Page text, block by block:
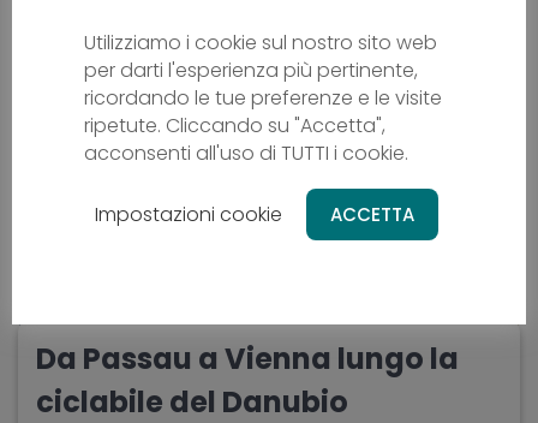
Da Passau a Vienna lungo la
ciclabile del Danubio
Utilizziamo i cookie sul nostro sito web
per darti l'esperienza più pertinente,
ricordando le tue preferenze e le visite
ripetute. Cliccando su "Accetta",
acconsenti all'uso di TUTTI i cookie.
Impostazioni cookie ACCETTA